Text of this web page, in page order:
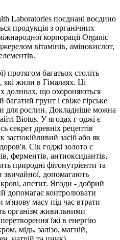
Laboratories поєднані воєдино
продукція з органічних
корпорації Organic
вітамінів, амінокислот,
протягом багатьох століть
жили в Гімалаях. Ці
долинах, що охороняються
грунт і свіже гірське
для рослин. Докладніше можна
Biotus. У ягодах г оджі є
секрет древніх рецептів
заспокійливий засіб або як
Сік годжі золото є
ферментів, антиоксидантів,
природні фітонутрієнти та
звичайної, допомагають
апетит. Ягоди - добрий
допомагає контролювати
м'язову масу під час втрати
організм живильними
їжі в енергію
мідь, залізо, магній,